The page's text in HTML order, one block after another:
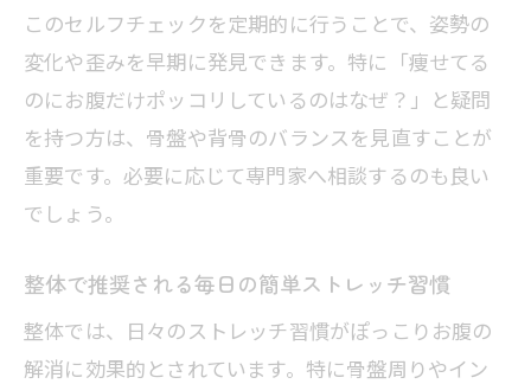
このセルフチェックを定期的に行うことで、姿勢の
変化や歪みを早期に発見できます。特に「痩せてる
のにお腹だけポッコリしているのはなぜ？」と疑問
を持つ方は、骨盤や背骨のバランスを見直すことが
重要です。必要に応じて専門家へ相談するのも良い
でしょう。
整体で推奨される毎日の簡単ストレッチ習慣
整体では、日々のストレッチ習慣がぽっこりお腹の
解消に効果的とされています。特に骨盤周りやイン